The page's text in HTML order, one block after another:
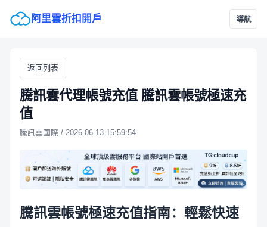
阿里雲折扣開戶 導航
返回列表
騰訊雲代理帳號充值 騰訊雲帳號極速充
值
騰訊雲國際 / 2026-06-13 15:59:54
騰訊雲帳號極速充值指南：輕鬆快速